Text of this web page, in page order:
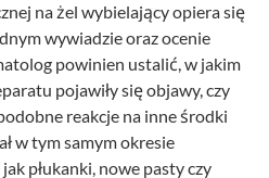
na żel wybielający opiera się
wywiadzie oraz ocenie
powinien ustalić, w jakim
pojawiły się objawy, czy
reakcje na inne środki
w tym samym okresie
płukanki, nowe pasty czy